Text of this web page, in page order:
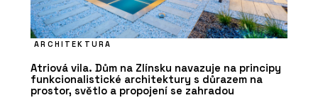
ARCHITEKTURA
Atriová vila. Dům na Zlínsku navazuje na principy
funkcionalistické architektury s důrazem na
prostor, světlo a propojení se zahradou